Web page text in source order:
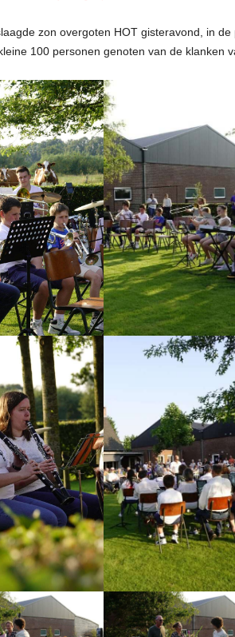
zon overgoten HOT gisteravond, in
100 personen genoten van de klanken